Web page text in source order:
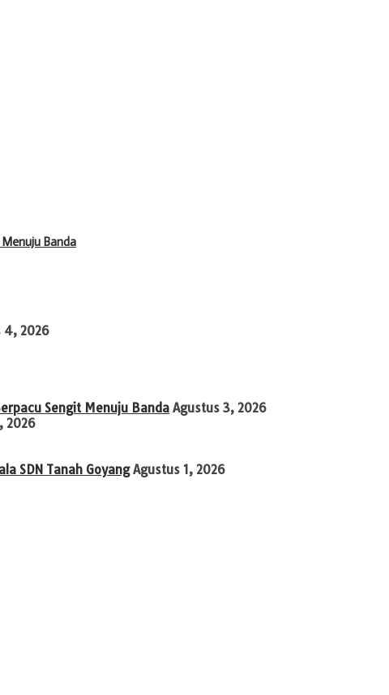
Banda
4, 2026
Sengit Menuju Banda Agustus 3, 2026
2026
SDN Tanah Goyang Agustus 1, 2026